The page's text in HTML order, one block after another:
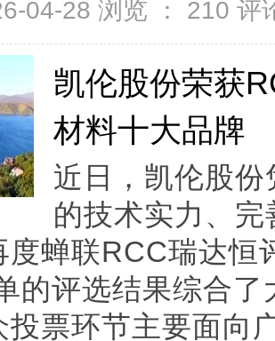
04-28 浏览 ： 210 评
凯伦股份荣获
材料十大品牌
近日，凯伦股
的技术实力、
度蝉联RCC瑞达恒
的评选结果综合
投票环节主要面向